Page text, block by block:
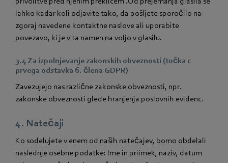
lahko kadar koli odjavite tako, da pošljete sporočilo na
zgoraj navedene kontaktne naslove ali uporabite
povezavo, ki je v ta namen na voljo v glasilu.
3.4 Za izpolnjevanje zakonskih obveznosti (točka c
prvega odstavka 6. člena GDPR)
Zavezujejo nas različne zakonske obveznosti, npr.
zakonske obveznosti glede hranjenja poslovnih evidenc.
4. Natečaji
Ko sodelujete v enem od naših natečajev, bomo obdelali
naslednje osebne podatke: Ime in priimek, naziv, datum